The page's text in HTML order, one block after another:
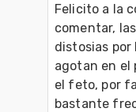
Felicito a la
comentar,
distosias por
agotan en el
el feto, por
bastante